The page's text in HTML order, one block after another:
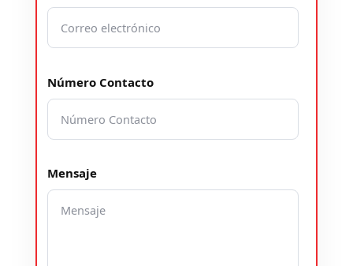
Número Contacto
Mensaje